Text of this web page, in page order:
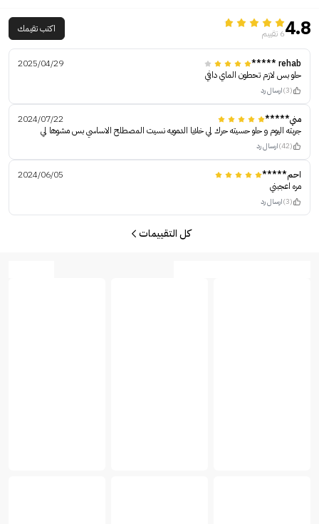
4.86 تقييم اكتب تقيمك
rehab *****
2025/04/29
حلو بس لازم تحطون الماي دافي
(3) ارسال رد
مني*****
2024/07/22
جربته اليوم و حلو حسيته حرك لي خلايا الدمويه نسيت المصطلح الاساسي بس مشوها لي
(42) ارسال رد
احم*****
2024/06/05
مره اعجبني
(3) ارسال رد
كل التقييمات